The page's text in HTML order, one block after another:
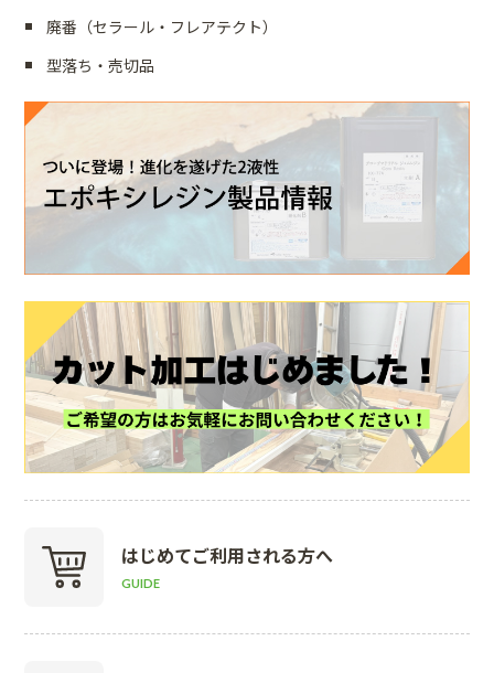
廃番（セラール・フレアテクト）
型落ち・売切品
はじめてご利用される方へ
GUIDE